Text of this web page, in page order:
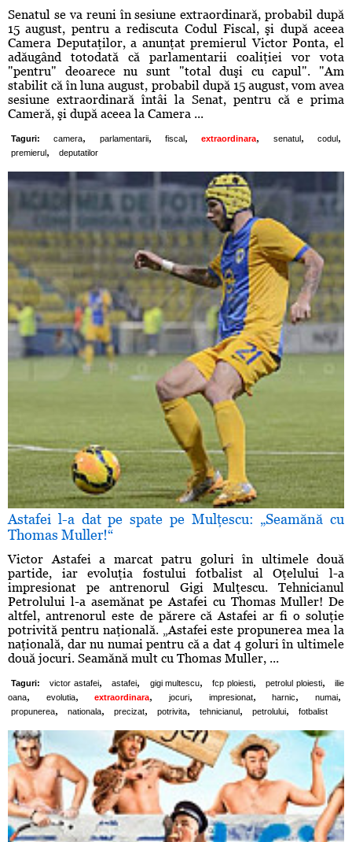
Senatul se va reuni în sesiune extraordinară, probabil după
15 august, pentru a rediscuta Codul Fiscal, şi după aceea
Camera Deputaţilor, a anunţat premierul Victor Ponta, el
adăugând totodată că parlamentarii coaliţiei vor vota
"pentru" deoarece nu sunt "total duşi cu capul". "Am
stabilit că în luna august, probabil după 15 august, vom avea
sesiune extraordinară întâi la Senat, pentru că e prima
Cameră, şi după aceea la Camera ...
Taguri: camera, parlamentarii, fiscal , extraordinara, senatul, codul ,
premierul , deputatilor
Astafei l-a dat pe spate pe Mulţescu: „Seamănă cu
Thomas Muller!“
Victor Astafei a marcat patru goluri în ultimele două
partide, iar evoluţia fostului fotbalist al Oţelului l-a
impresionat pe antrenorul Gigi Mulţescu. Tehnicianul
Petrolului l-a asemănat pe Astafei cu Thomas Muller! De
altfel, antrenorul este de părere că Astafei ar fi o soluţie
potrivită pentru naţională. „Astafei este propunerea mea la
naţională, dar nu numai pentru că a dat 4 goluri în ultimele
două jocuri. Seamănă mult cu Thomas Muller, ...
Taguri: victor astafei, astafei, gigi multescu, fcp ploiesti, petrolul ploiesti,
ilie
oana, evolutia, extraordinara, jocuri, impresionat, harnic, numai,
propunerea, nationala, precizat, potrivita, tehnicianul , petrolului, fotbalist